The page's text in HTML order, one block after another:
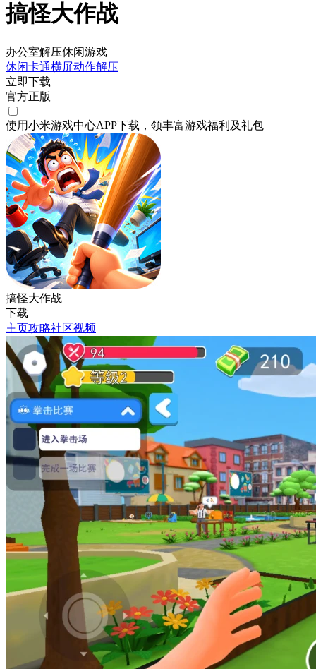
搞怪大作战
办公室解压休闲游戏
休闲卡通横屏动作解压
立即下载
官方正版
使用小米游戏中心APP下载 ，领丰富游戏福利 及礼包
搞怪大作战
下载
主页攻略社区视频